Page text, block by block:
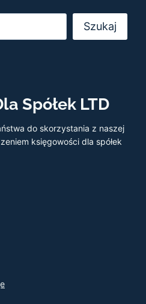
Szukaj
Spółek LTD
do skorzystania z naszej
księgowości dla spółek